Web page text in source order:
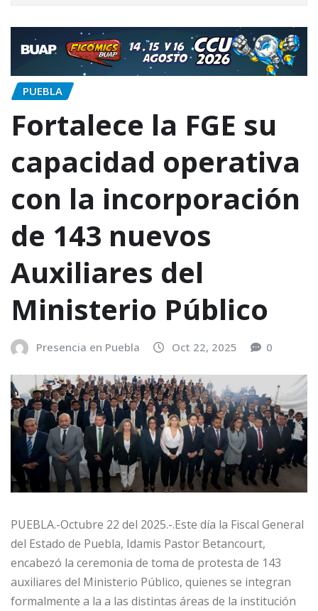
PUEBLA
Fortalece la FGE su
capacidad operativa
con la incorporación
de 143 nuevos
Auxiliares del
Ministerio Público
Presencia en Puebla Oct 22, 2025 0
PUEBLA.-Octubre 22 del 2025.-.Este día la Fiscal General
del Estado de Puebla, Idamis Pastor Betancourt,
encabezó la ceremonia de toma de protesta de 143
auxiliares del Ministerio Público, quienes se integran
formalmente a la a las distintas áreas de la institución